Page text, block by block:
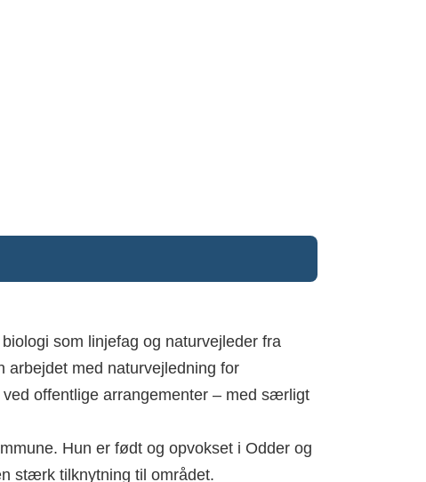
som linjefag og naturvejleder fra
arbejdet med naturvejledning for
offentlige arrangementer – med særligt
Hun er født og opvokset i Odder og
stærk tilknytning til området.